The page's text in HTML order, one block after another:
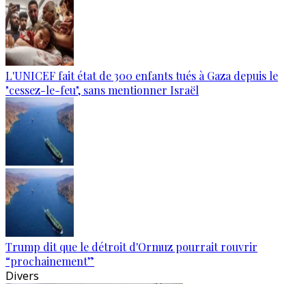
L'UNICEF fait état de 300 enfants tués à Gaza depuis le
"cessez-le-feu", sans mentionner Israël
Trump dit que le détroit d'Ormuz pourrait rouvrir
“prochainement”
Divers